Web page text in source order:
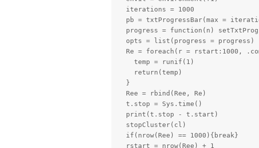
  iterations = 1000
pb = txtProgressBar(max =
progress = function(n)
  opts = list(progress = progress)
Re = foreach(r = rstart:1000,
    temp = runif(1)
    return(temp)
  }
  Ree = rbind(Ree, Re)
  t.stop = Sys.time()
  print(t.stop - t.start)
  stopCluster(cl)
  if(nrow(Ree) == 1000){break}
  rstart = nrow(Ree) + 1